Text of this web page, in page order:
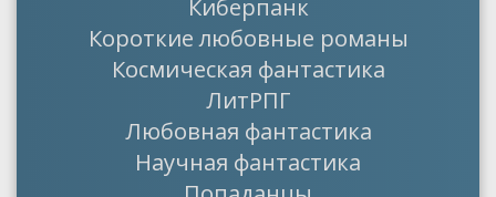
Киберпанк
Короткие любовные романы
Космическая фантастика
ЛитРПГ
Любовная фантастика
Научная фантастика